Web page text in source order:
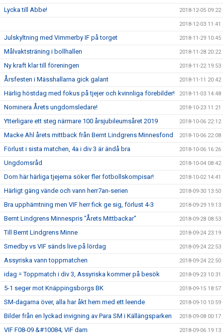
Lycka till Abbe! 2018-12-05 09:22
2018-12-03 11:41
Julskyltning med Vimmerby IF på torget 2018-11-29 10:45
Målvaktsträning i bollhallen 2018-11-28 20:22
Ny kraft klar till föreningen 2018-11-22 19:53
Årsfesten i Mässhallarna gick galant 2018-11-11 20:42
Härlig höstdag med fokus på tjejer och kvinnliga förebilder! 2018-11-03 14:48
Nominera Årets ungdomsledare! 2018-10-23 11:21
Ytterligare ett steg närmare 100 årsjubileumsåret 2019 2018-10-06 22:12
Macke Ahl årets mittback från Bernt Lindgrens Minnesfond 2018-10-06 22:08
Förlust i sista matchen, 4a i div 3 är ändå bra 2018-10-06 16:26
Ungdomsråd 2018-10-04 08:42
Dom här härliga tjejerna söker fler fotbollskompisar! 2018-10-02 14:41
Härligt gäng vände och vann herr7an-serien 2018-09-30 13:50
Bra upphämtning men VIF herr fick ge sig, förlust 4-3 2018-09-29 19:13
Bernt Lindgrens Minnespris "Årets Mittbackar" 2018-09-28 08:53
Till Bernt Lindgrens Minne 2018-09-24 23:19
Smedby vs VIF sänds live på lördag 2018-09-24 22:53
Assyriska vann toppmatchen 2018-09-24 22:50
idag = Toppmatch i div 3, Assyriska kommer på besök 2018-09-23 10:31
5-1 seger mot Knäppingsborgs BK 2018-09-15 18:57
SM-dagarna över, alla har åkt hem med ett leende 2018-09-10 10:59
Bilder från en lyckad invigning av Para SM i Källängsparken 2018-09-08 00:17
VIF F08-09 &#10084; VIF dam 2018-09-06 19:13